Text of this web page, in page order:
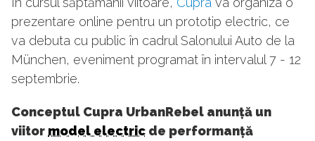
prezentare online pentru un prototip electric, ce
va debuta cu public în cadrul Salonului Auto de la
München, eveniment programat în intervalul 7 - 12
septembrie.
Conceptul Cupra UrbanRebel anunță un
viitor model electric de performanță